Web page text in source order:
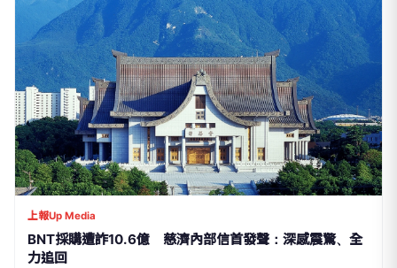
上報Up Media
BNT採購遭詐10.6億 慈濟內部信首發聲：深感震驚、全
力追回